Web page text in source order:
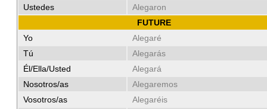
Ustedes
Alegaron
FUTURE
Yo
Alegaré
Tú
Alegarás
Él/Ella/Usted
Alegará
Nosotros/as
Alegaremos
Vosotros/as
Alegaréis